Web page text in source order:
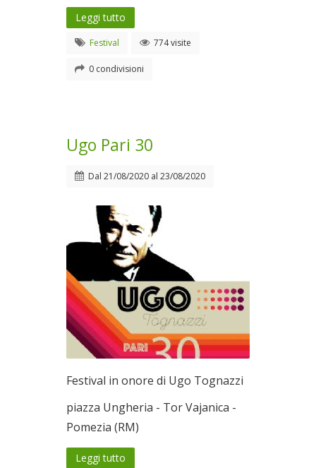
Leggi tutto
Festival 774 visite
0 condivisioni
Ugo Pari 30
Dal 21/08/2020 al 23/08/2020
Festival in onore di Ugo Tognazzi
piazza Ungheria - Tor Vajanica -
Pomezia (RM)
Leggi tutto